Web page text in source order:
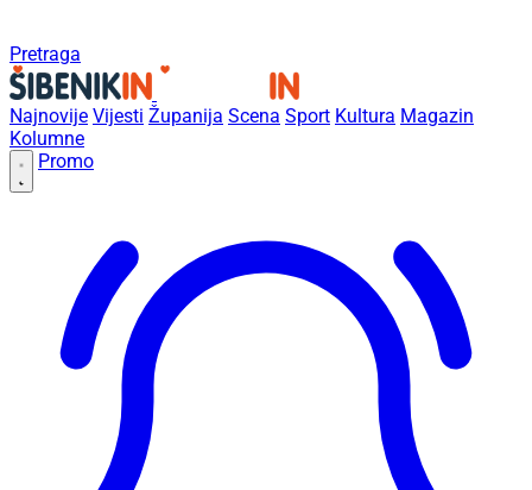
Pretraga
Najnovije Vijesti Županija Scena Sport Kultura Magazin
Kolumne
Promo